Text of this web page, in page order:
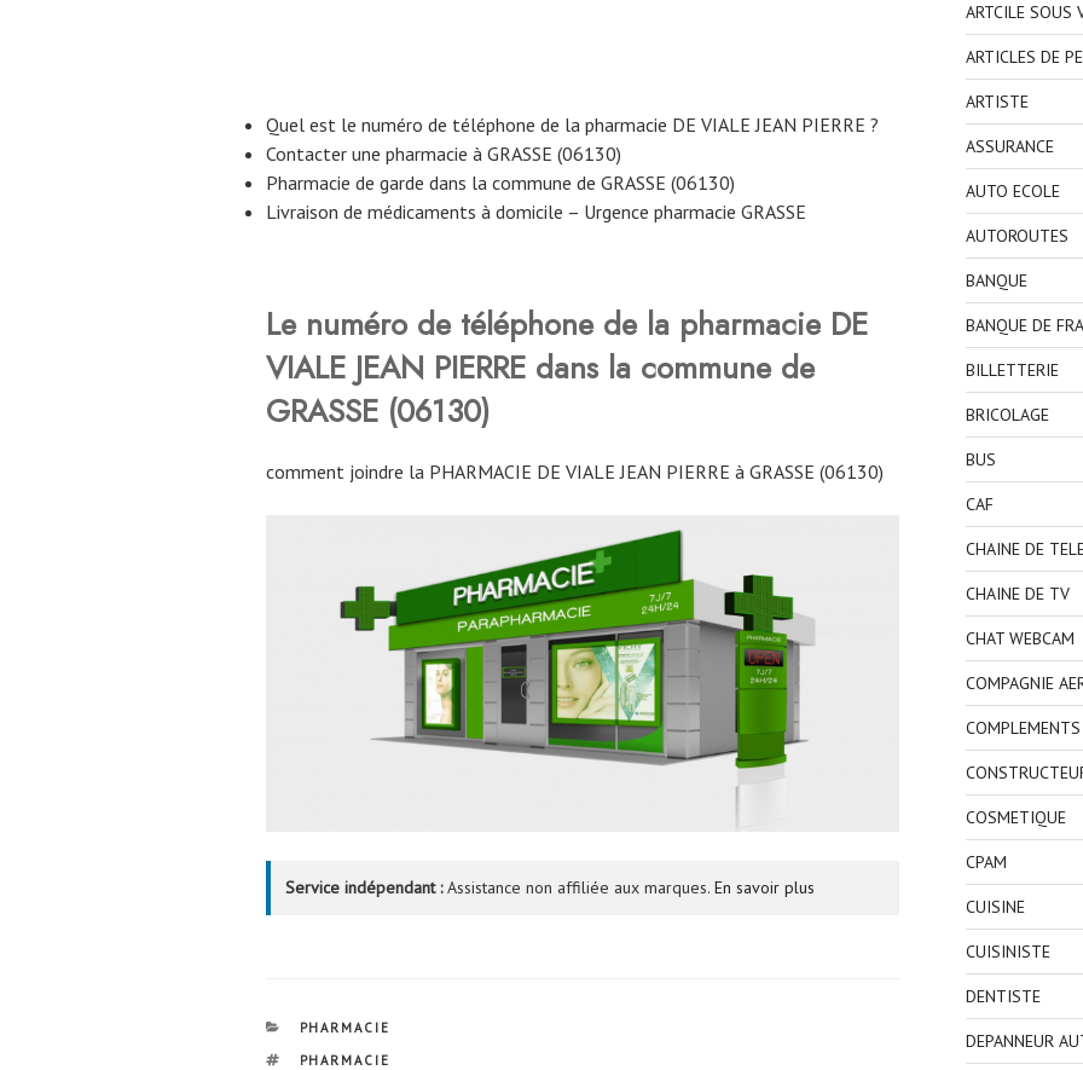
Quel est le numéro de téléphone de la pharmacie DE VIALE JEAN PIERRE ?
Contacter une pharmacie à GRASSE (06130)
Pharmacie de garde dans la commune de GRASSE (06130)
Livraison de médicaments à domicile – Urgence pharmacie GRASSE
Le numéro de téléphone de la pharmacie DE
VIALE JEAN PIERRE dans la commune de
GRASSE (06130)
comment joindre la PHARMACIE DE VIALE JEAN PIERRE à GRASSE (06130)
Service indépendant :Assistance non affiliée aux marques. En savoir plus
CATÉGORIES
PHARMACIE
ÉTIQUETTES
PHARMACIE
ARTCILE SOUS
ARTICLES DE
ARTISTE
ASSURANCE
AUTO ECOLE
AUTOROUTES
BANQUE
BANQUE DE
BILLETTERIE
BRICOLAGE
BUS
CAF
CHAINE DE
CHAINE DE TV
CHAT WEBCAM
COMPAGNIE
COSMETIQUE
CPAM
CUISINE
CUISINISTE
DENTISTE
DEPANNEUR